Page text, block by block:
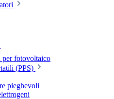
per fotovoltaico
(PPS)
pieghevoli